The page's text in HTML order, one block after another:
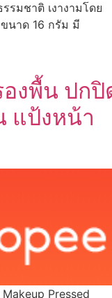
รมชาติ เงางามโดย
นาด 16 กรัม มี
งพื้น ปกปิ
แป้งหน้า
Pressed